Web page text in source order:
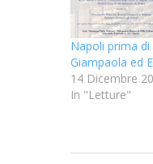
Napoli prima
Giampaola ed
14 Dicembre
In "Letture"